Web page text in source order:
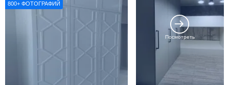
800+ ФОТОГРАФИЙ
Посмотреть